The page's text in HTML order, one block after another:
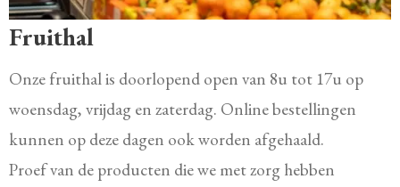
Fruithal
Onze fruithal is doorlopend open van 8u tot 17u op
woensdag, vrijdag en zaterdag. Online bestellingen
kunnen op deze dagen ook worden afgehaald.
Proef van de producten die we met zorg hebben